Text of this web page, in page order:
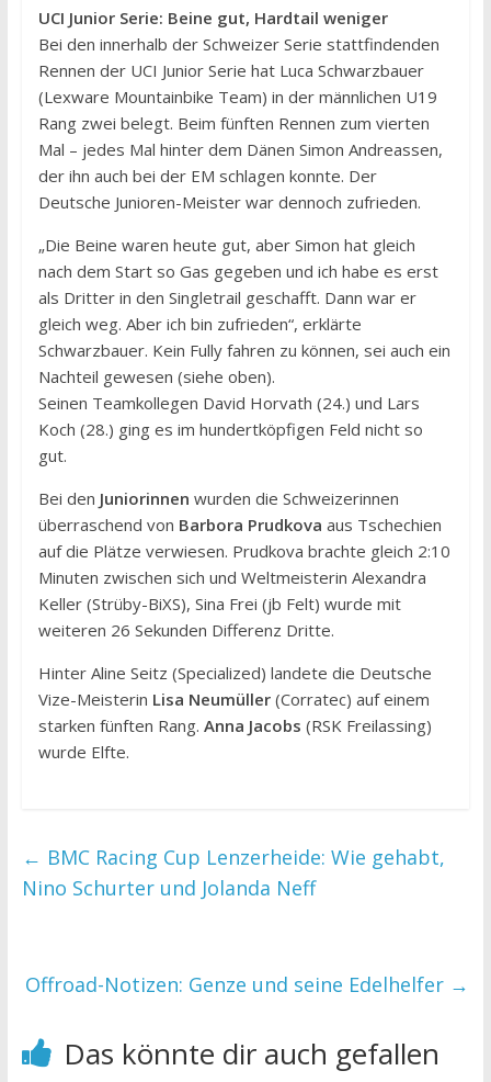
UCI Junior Serie: Beine gut, Hardtail weniger
Bei den innerhalb der Schweizer Serie stattfindenden
Rennen der UCI Junior Serie hat Luca Schwarzbauer
(Lexware Mountainbike Team) in der männlichen U19
Rang zwei belegt. Beim fünften Rennen zum vierten
Mal – jedes Mal hinter dem Dänen Simon Andreassen,
der ihn auch bei der EM schlagen konnte. Der
Deutsche Junioren-Meister war dennoch zufrieden.
„Die Beine waren heute gut, aber Simon hat gleich
nach dem Start so Gas gegeben und ich habe es erst
als Dritter in den Singletrail geschafft. Dann war er
gleich weg. Aber ich bin zufrieden“, erklärte
Schwarzbauer. Kein Fully fahren zu können, sei auch ein
Nachteil gewesen (siehe oben).
Seinen Teamkollegen David Horvath (24.) und Lars
Koch (28.) ging es im hundertköpfigen Feld nicht so
gut.
Bei den Juniorinnen wurden die Schweizerinnen
überraschend von Barbora Prudkova aus Tschechien
auf die Plätze verwiesen. Prudkova brachte gleich 2:10
Minuten zwischen sich und Weltmeisterin Alexandra
Keller (Strüby-BiXS), Sina Frei (jb Felt) wurde mit
weiteren 26 Sekunden Differenz Dritte.
Hinter Aline Seitz (Specialized) landete die Deutsche
Vize-Meisterin Lisa Neumüller (Corratec) auf einem
starken fünften Rang. Anna Jacobs (RSK Freilassing)
wurde Elfte.
← BMC Racing Cup Lenzerheide: Wie gehabt,
Nino Schurter und Jolanda Neff
Offroad-Notizen: Genze und seine Edelhelfer →
Das könnte dir auch gefallen